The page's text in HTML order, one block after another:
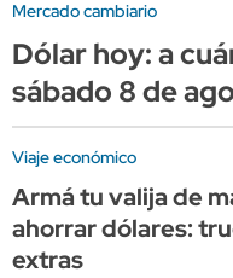
Mercado cambiario
Dólar hoy: a
sábado 8 de
Viaje económico
Armá tu valija de
ahorrar dólares:
extras